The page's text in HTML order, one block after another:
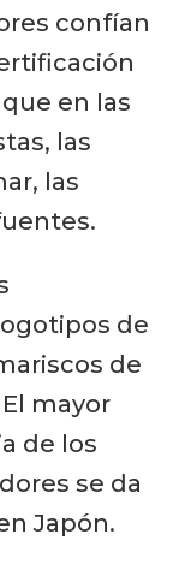
confían
en las
las
las
de
de
mayor
de los
se da
Japón.